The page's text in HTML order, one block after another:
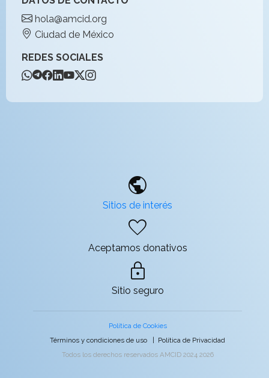
hola@amcid.org
Ciudad de México
REDES SOCIALES
public
Sitios de interés
favorite
Aceptamos donativos
lock
Sitio seguro
Política de Cookies
Términos y condiciones de uso
Política de Privacidad
Todos los derechos reservados AMCID 2024 2026